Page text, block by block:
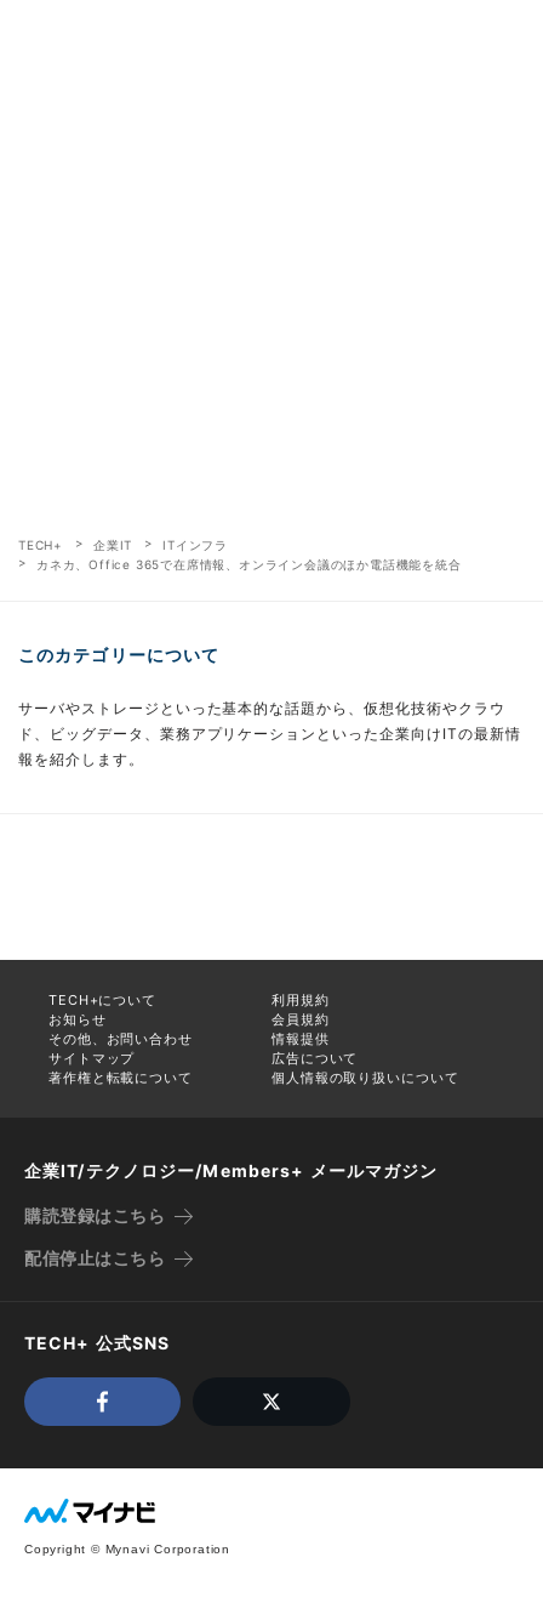
TECH+ 企業IT
ITインフラ
カネカ、Office 365で在席情報、オンライン会議のほか電話機能を統合
このカテゴリーについて
サーバやストレージといった基本的な話題から、仮想化技術やクラウ
ド、ビッグデータ、業務アプリケーションといった企業向けITの最新情
報を紹介します。
TECH+について
利用規約
お知らせ
会員規約
その他、お問い合わせ
情報提供
サイトマップ
広告について
著作権と転載について
個人情報の取り扱いについて
企業IT/テクノロジー/Members+ メールマガジン
購読登録はこちら
配信停止はこちら
TECH+ 公式SNS
Copyright © Mynavi Corporation